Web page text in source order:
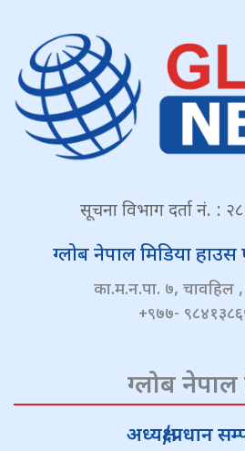
सूचना विभाग दर्ता नं. :
ग्लोब नेपाल मिडिया
का.म.न.पा. ७, चावहिल ,
+९७७-
ग्लोब नेपाल
अध्यक्ष/प्रधान